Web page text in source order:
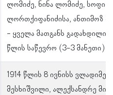
ლომიძე, ნინა ლომიძე, სოფიო
ლორთქიფანიძისა, ანთიმოზ
- ყველა მათგანს გადახდილი
წლის საწევრო (3-3 მანეთი).
1914 წლის 8 ივნისს
მესხიშვილი, ალექსანდრე